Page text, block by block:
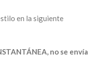
en la siguiente
no se envía